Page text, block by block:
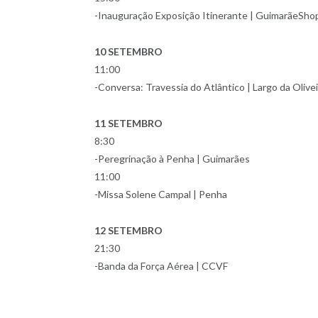
-Inauguração Exposição Itinerante |
10 SETEMBRO
11:00
-Conversa: Travessia do Atlântico | Largo da
11 SETEMBRO
8:30
-Peregrinação à Penha | Guimarães
11:00
-Missa Solene Campal | Penha
12 SETEMBRO
21:30
-Banda da Força Aérea | CCVF